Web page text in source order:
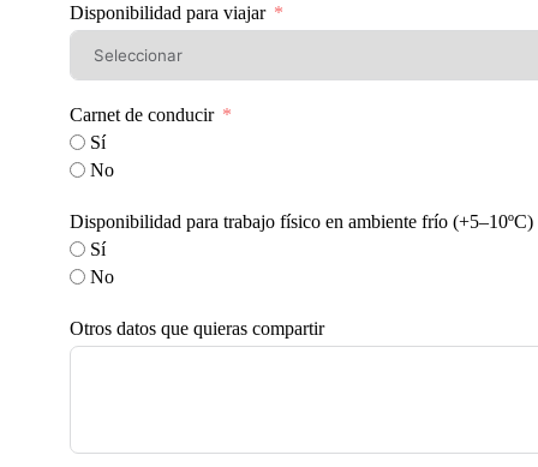
Disponibilidad para viajar
Carnet de conducir
Sí
No
Disponibilidad para trabajo físico en ambiente frío (+5–10ºC)
Sí
No
Otros datos que quieras compartir